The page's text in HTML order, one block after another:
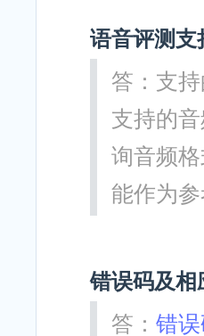
语音评测
答：支
支持的
询音频
能作为
错误码及
答： 错